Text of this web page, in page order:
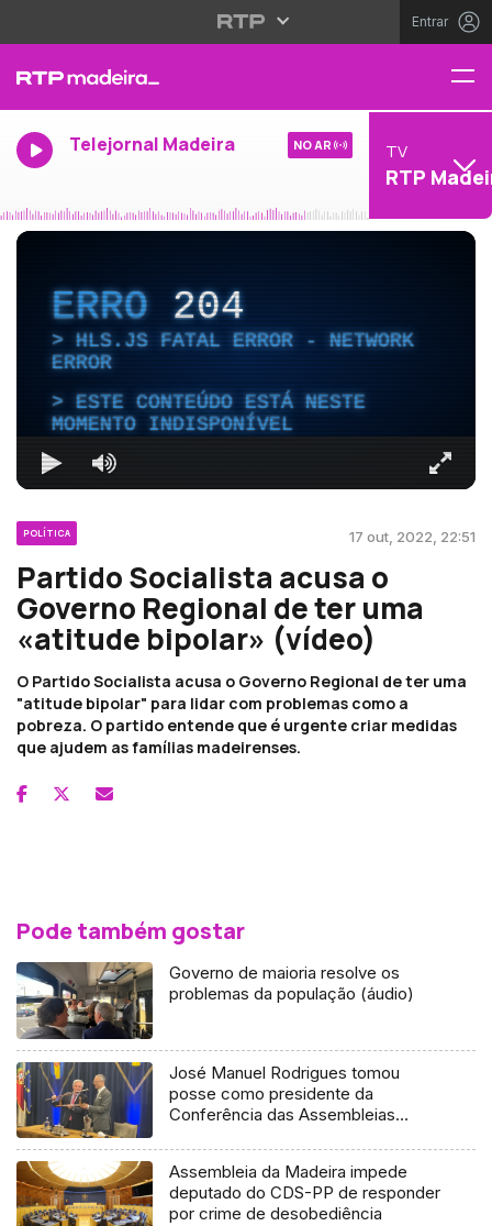
Entrar
Telejornal Madeira NO AR TV
RTP
ERRO204
HLS.JS FATAL ERROR - NETWORK
ERROR
ESTE CONTEÚDO ESTÁ NESTE
MOMENTO INDISPONÍVEL
POLÍTICA 17 out, 2022, 22:51
Partido Socialista acusa o
Governo Regional de ter uma
«atitude bipolar» (vídeo)
O Partido Socialista acusa o Governo Regional de ter uma
"atitude bipolar" para lidar com problemas como a
pobreza. O partido entende que é urgente criar medidas
que ajudem as famílias madeirenses.
Pode também gostar
Governo de maioria resolve os
problemas da população (áudio)
José Manuel Rodrigues tomou
posse como presidente da
Conferência das Assembleias
(áudio)
Assembleia da Madeira impede
deputado do CDS-PP de responder
por crime de desobediência